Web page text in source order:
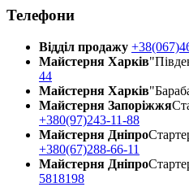
Телефони
Відділ продажу
Майстерня Харків
44
Майстерня Харків
Майстерня Запоріжжя
+380(97)243-11-88
Майстерня Днiпро
+380(67)288-66-11
Майстерня Днiпро
5818198